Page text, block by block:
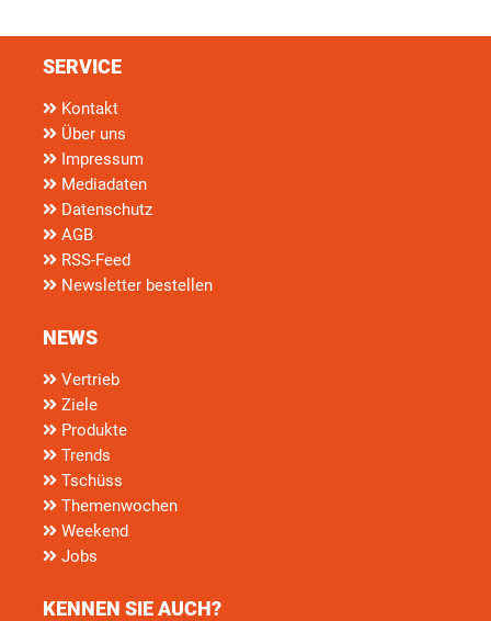
SERVICE
Kontakt
Über uns
Impressum
Mediadaten
Datenschutz
AGB
RSS-Feed
Newsletter bestellen
NEWS
Vertrieb
Ziele
Produkte
Trends
Tschüss
Themenwochen
Weekend
Jobs
KENNEN SIE AUCH?